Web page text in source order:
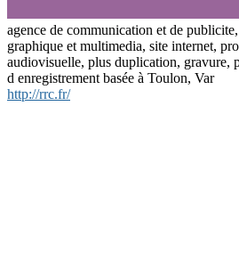
agence de communication et de
graphique et multimedia, site internet,
audiovisuelle, plus duplication, gravure,
d enregistrement basée à Toulon, Var
http://rrc.fr/